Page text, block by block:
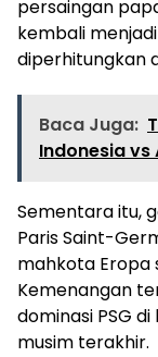
persaingan
kembali
diperhitungkan
Baca Juga:
Indonesia vs
Sementara itu,
Paris Saint-
mahkota Eropa
Kemenangan
dominasi PSG
musim terakhir.